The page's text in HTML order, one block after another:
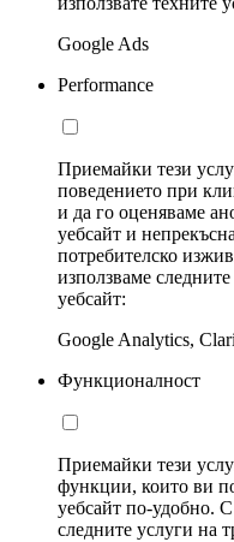
Google Ads
Performance
Приемайки тези
поведението при
и да го оценяваме
уебсайт и
потребителско
използваме
уебсайт:
Google Analytics,
Функционалност
Приемайки тези
функции, които ви
уебсайт по-удобно.
следните услуги на